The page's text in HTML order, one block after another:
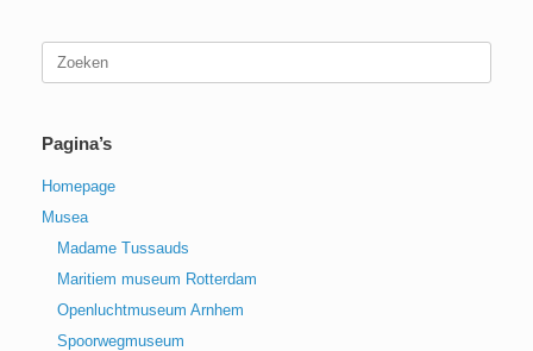
naar:
Pagina’s
Homepage
Musea
Madame Tussauds
Maritiem museum Rotterdam
Openluchtmuseum Arnhem
Spoorwegmuseum